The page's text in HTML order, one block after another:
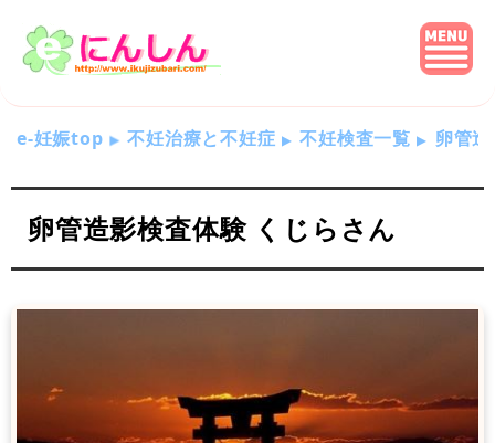
e-妊娠top 不妊治療と不妊症 不妊検査一覧 卵管
卵管造影検査体験 くじらさん